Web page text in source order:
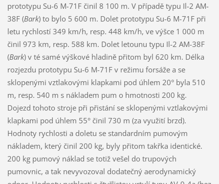
prototypu Su-6 M-71F činil 8 100 m. V případě typu Il-2 AM-
38F (Bark) to bylo 5 600 m. Dolet prototypu Su-6 M-71F při
letu rychlostí 349 km/h, resp. 448 km/h, ve výšce 1 000 m
činil 973 km, resp. 588 km. Dolet letounu typu Il-2 AM-38F
(Bark) v té samé výškové hladině přitom byl 620 km. Délka
rozjezdu prototypu Su-6 M-71F v režimu forsáže a se
sklopenými vztlakovými klapkami pod úhlem 20° byla 510
m, resp. 540 m s nákladem pum o hmotnosti 200 kg.
Dojezd tohoto stroje při přistání se sklopenými vztlakovými
klapkami pod úhlem 55° činil 730 m (za využití brzd).
Hodnoty rychlosti a doletu se standardním pumovým
nákladem, který činil 200 kg, byly přitom takřka identické.
200 kg pumový náklad se totiž vešel do trupových
pumovnic, a tak nevyvozoval dodatečný aerodynamický